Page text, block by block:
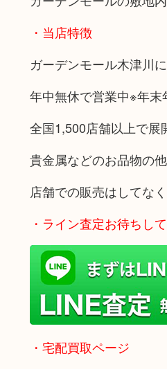
・当店特徴
ガーデンモール木津川
年中無休で営業中※年末
全国1,500店舗以上で展
貴金属などのお品物の
店舗での販売はしてな
・ライン査定お待ちし
・宅配買取ページ